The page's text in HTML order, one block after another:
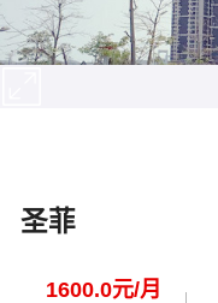
圣菲
1600.0元/月